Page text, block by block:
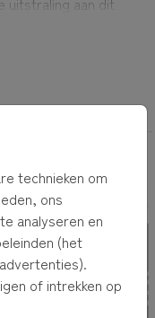
technieken om
ons
analyseren en
(het
of intrekken op